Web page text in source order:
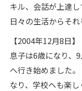
キル、会話が上達
日々の生活からそれ
【2004年12月8日】
息子は6歳になり、
へ行き始めました
なり、学校へも楽